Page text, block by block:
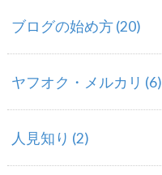
ブログの始め方(20)
ヤフオク・メルカリ (6)
人見知り (2)